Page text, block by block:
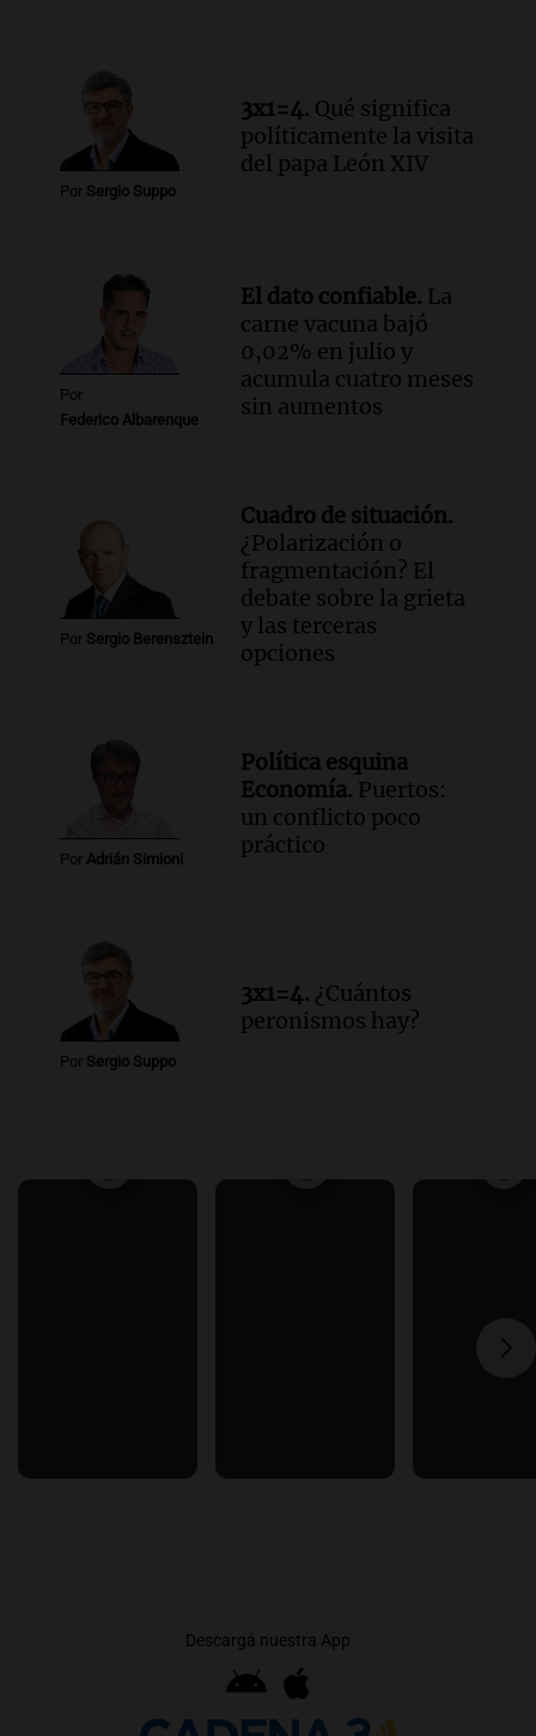
Por Sergio Suppo
3x1=4. Qué significa
políticamente la visita
del papa León XIV
Por
Federico Albarenque
El dato confiable. La
carne vacuna bajó
0,02% en julio y
acumula cuatro meses
sin aumentos
Por Sergio Berensztein
Cuadro de situación.
¿Polarización o
fragmentación? El
debate sobre la grieta
y las terceras
opciones
Por Adrián Simioni
Política esquina
Economía. Puertos:
un conflicto poco
práctico
Por Sergio Suppo
3x1=4. ¿Cuántos
peronismos hay?
Descargá nuestra App